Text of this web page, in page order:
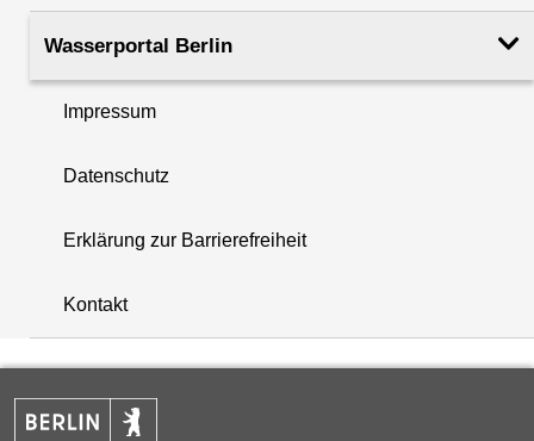
+
−
Wasserportal Berlin
Impressum
Datenschutz
Erklärung zur Barrierefreiheit
Kontakt